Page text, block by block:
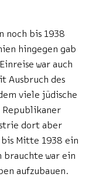
noch bis 1938
hingegen gab
war auch
Ausbruch des
viele jüdische
Republikaner
dort aber
Mitte 1938 ein
brauchte war ein
aufzubauen.